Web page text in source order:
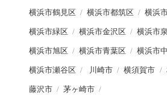
横浜市鶴見区 横浜市都筑区 横浜
横浜市緑区 横浜市金沢区 横浜市
横浜市旭区 横浜市青葉区 横浜市
横浜市瀬谷区 川崎市 横須賀市
藤沢市 茅ヶ崎市